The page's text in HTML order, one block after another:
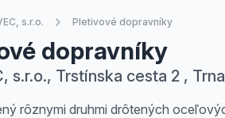
s.r.o. Pletivové dopravníky
dopravníky
s.r.o., Trstínska cesta 2 ,
rôznymi druhmi drôtených